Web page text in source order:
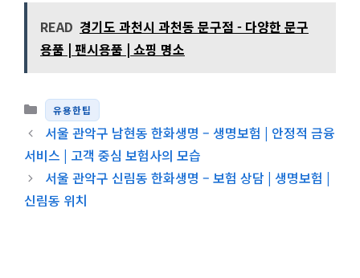
READ 경기도 과천시 과천동 문구점 - 다양한 문구
용품 | 팬시용품 | 쇼핑 명소
카테고리
유용한팁
서울 관악구 남현동 한화생명 – 생명보험 | 안정적 금융
서비스 | 고객 중심 보험사의 모습
서울 관악구 신림동 한화생명 – 보험 상담 | 생명보험 |
신림동 위치